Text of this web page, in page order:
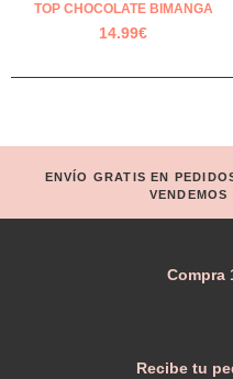
TOP CHOCOLATE BIMANGA
14.99€
ENVÍO GRATIS EN
Compra
Recibe tu